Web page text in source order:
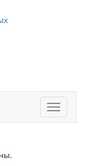
Toggle